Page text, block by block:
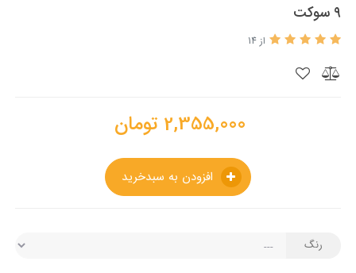
۹ سوکت
از 14
2,355,000 تومان
رنگ